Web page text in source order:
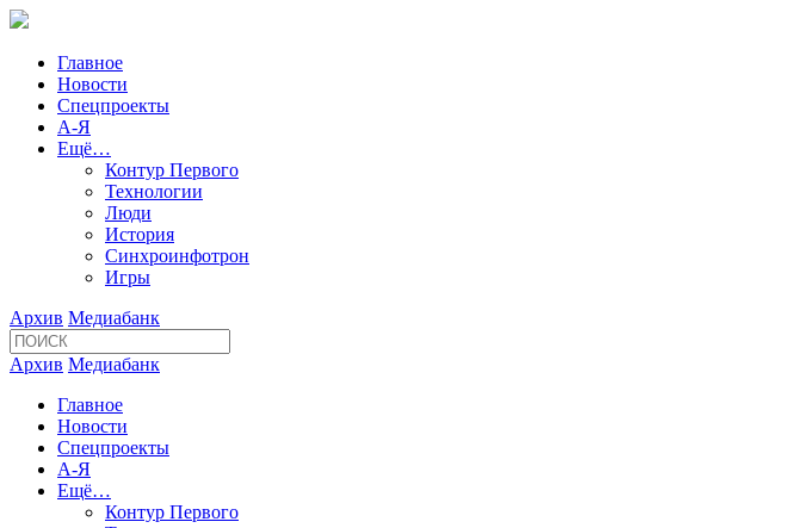
Главное
Новости
Спецпроекты
А-Я
Ещё…
Контур Первого
Технологии
Люди
История
Синхроинфотрон
Игры
Архив Медиабанк
Архив Медиабанк
Главное
Новости
Спецпроекты
А-Я
Ещё…
Контур Первого